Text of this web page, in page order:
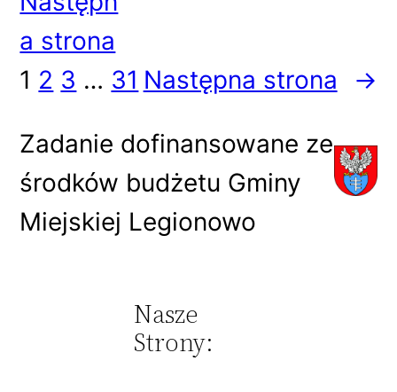
a strona
1 2 3 … 31 Następna strona →
Zadanie dofinansowane ze
środków budżetu Gminy
Miejskiej Legionowo
Nasze
Strony: